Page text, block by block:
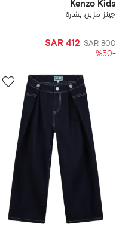
Kenzo Kids
جينز مزين بشارة
SAR 800
SAR 412
-%50